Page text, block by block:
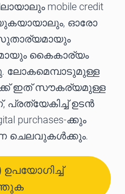
mobile credit
ഓരോ
കൈകാര്യം
ലോകമെമ്പാടുമുള്ള
ഇത് സൗകര്യമുള്ള
പ്രത്യേകിച്ച് ഉടൻ
purchases-ക്കും
ചെലവുകൾക്കും.
ഉപയോഗിച്ച്